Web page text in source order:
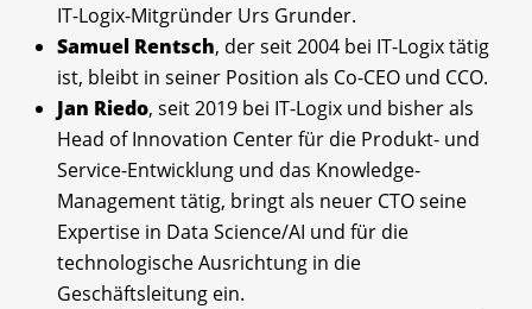
IT-Logix-Mitgründer Urs Grunder.
Samuel Rentsch, der seit 2004 bei IT-Logix tätig
ist, bleibt in seiner Position als Co-CEO und CCO.
Jan Riedo, seit 2019 bei IT-Logix und bisher als
Head of Innovation Center für die Produkt- und
Service-Entwicklung und das Knowledge-
Management tätig, bringt als neuer CTO seine
Expertise in Data Science/AI und für die
technologische Ausrichtung in die
Geschäftsleitung ein.